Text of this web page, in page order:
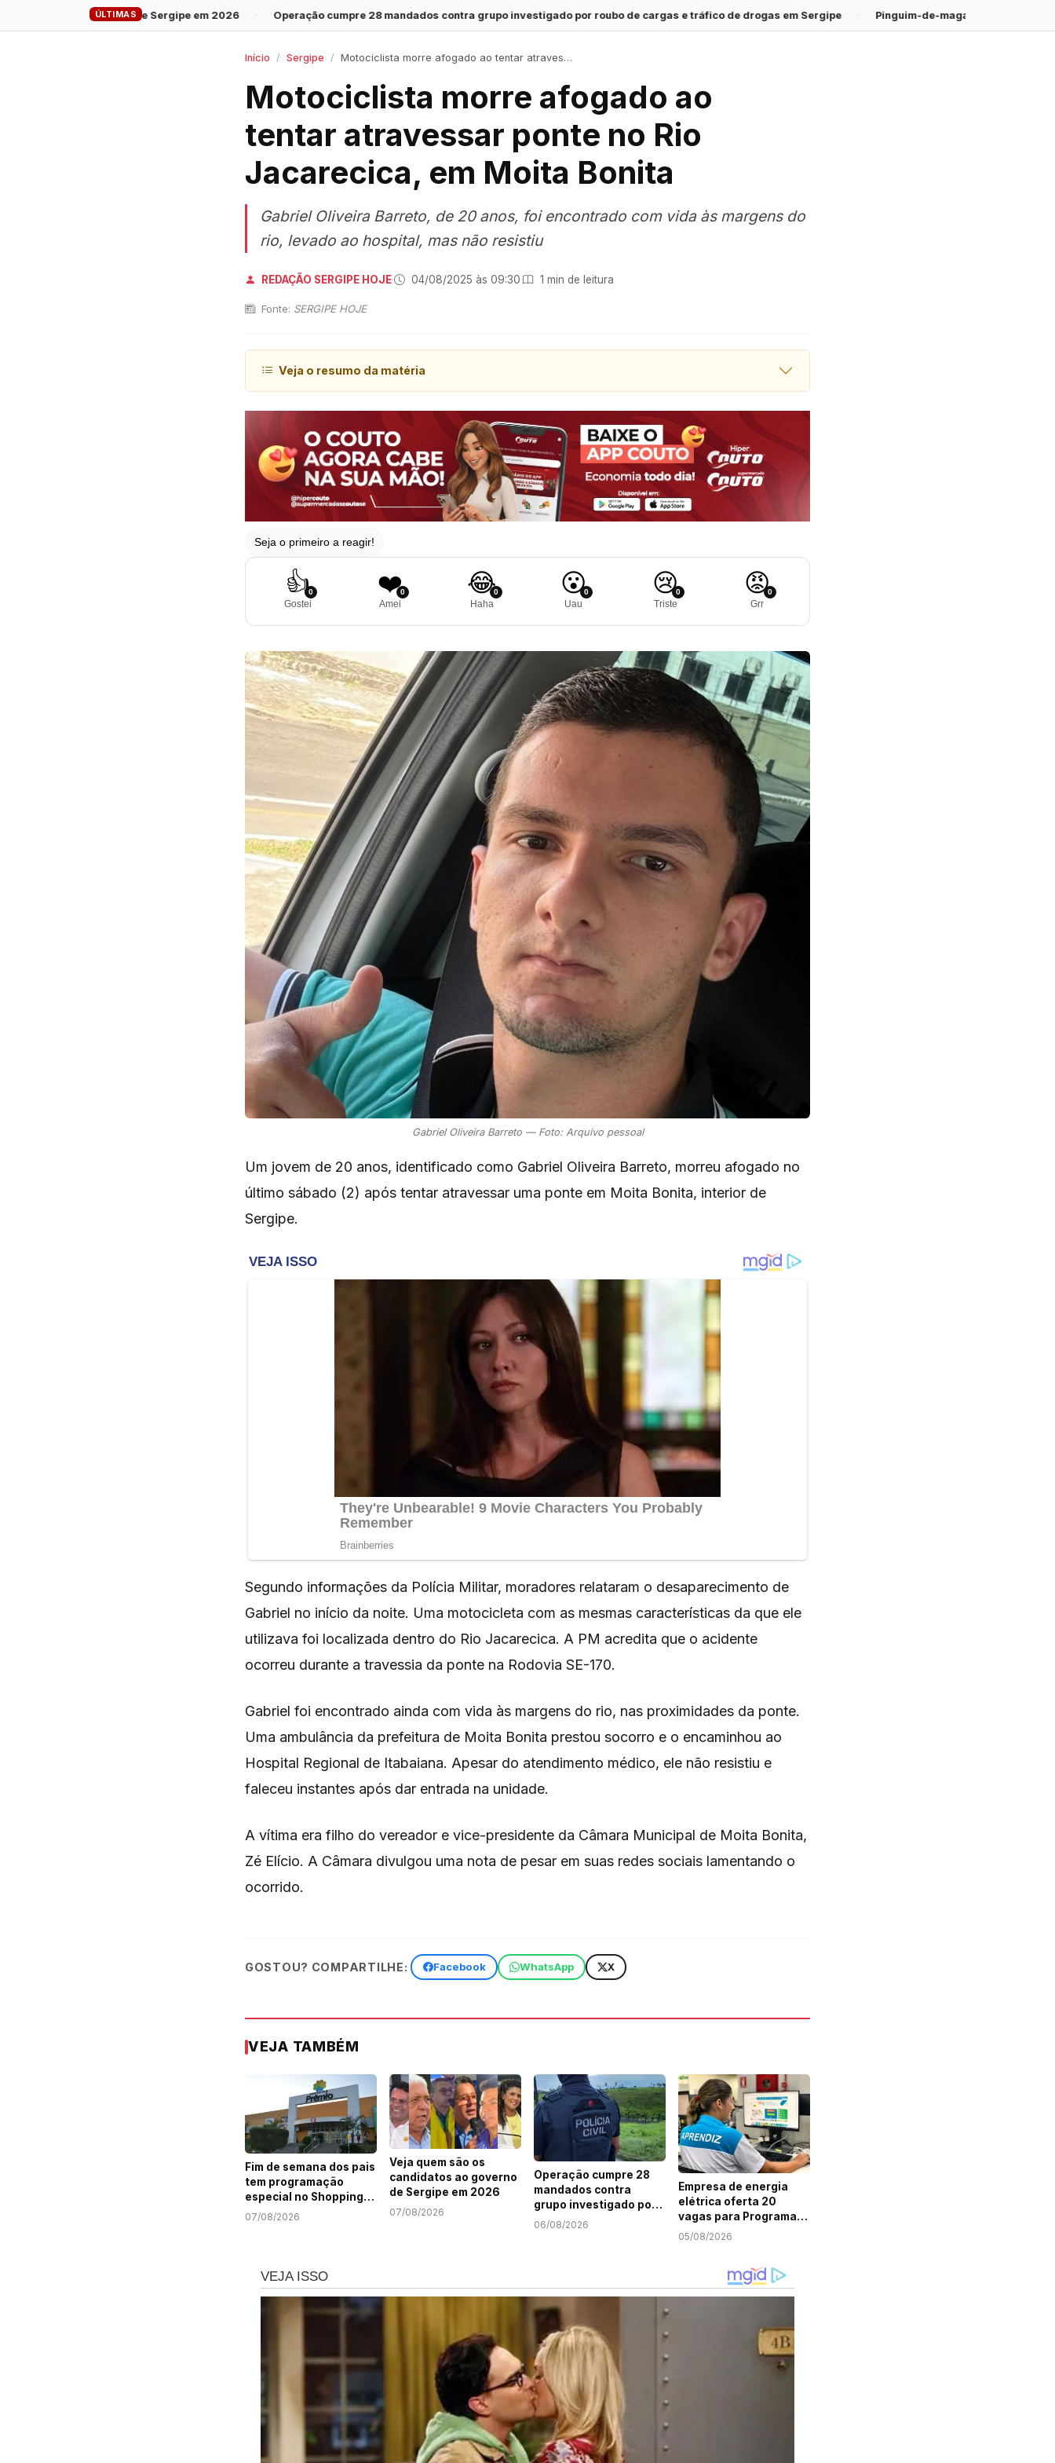
ÚLTIMAS
de Sergipe em 2026 · Operação cumpre 28 mandados contra grupo investigado por roubo de cargas e tráfico de drogas em Sergipe · Pinguim-de-magalhães é encontrado morto na Praia do
Início Sergipe Motociclista morre afogado ao tentar atravessar ponte no Rio Jacarecica, em Moita Bonita
Motociclista morre afogado ao
tentar atravessar ponte no Rio
Jacarecica, em Moita Bonita
Gabriel Oliveira Barreto, de 20 anos, foi encontrado com vida às margens do
rio, levado ao hospital, mas não resistiu
REDAÇÃO SERGIPE HOJE· 04/08/2025 às 09:30· 1 min de leitura
Fonte: SERGIPE HOJE
Veja o resumo da matéria
Seja o primeiro a reagir!
👍0
Gostei
❤️0
Amei
😂0
Haha
😮0
Uau
😢0
Triste
😡0
Grr
Gabriel Oliveira Barreto — Foto: Arquivo pessoal
Um jovem de 20 anos, identificado como Gabriel Oliveira Barreto, morreu afogado no
último sábado (2) após tentar atravessar uma ponte em Moita Bonita, interior de
Sergipe.
Segundo informações da Polícia Militar, moradores relataram o desaparecimento de
Gabriel no início da noite. Uma motocicleta com as mesmas características da que ele
utilizava foi localizada dentro do Rio Jacarecica. A PM acredita que o acidente
ocorreu durante a travessia da ponte na Rodovia SE-170.
Gabriel foi encontrado ainda com vida às margens do rio, nas proximidades da ponte.
Uma ambulância da prefeitura de Moita Bonita prestou socorro e o encaminhou ao
Hospital Regional de Itabaiana. Apesar do atendimento médico, ele não resistiu e
faleceu instantes após dar entrada na unidade.
A vítima era filho do vereador e vice-presidente da Câmara Municipal de Moita Bonita,
Zé Elício. A Câmara divulgou uma nota de pesar em suas redes sociais lamentando o
ocorrido.
GOSTOU? COMPARTILHE: Facebook WhatsApp X
VEJA TAMBÉM
Fim de semana dos pais
tem programação
especial no Shopping
Prêmio
07/08/2026
Veja quem são os
candidatos ao governo
de Sergipe em 2026
07/08/2026
Operação cumpre 28
mandados contra
grupo investigado por
roubo de cargas e
06/08/2026
Empresa de energia
elétrica oferta 20
vagas para Programa
Jovem Aprendiz em
05/08/2026